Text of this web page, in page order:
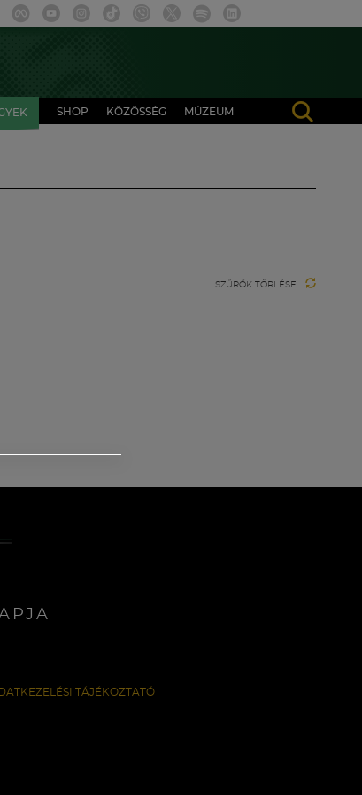
SHOP KÖZÖSSÉG MÚZEUM
SZŰRŐK TÖRLÉSE
TÁJÉKOZTATÓ